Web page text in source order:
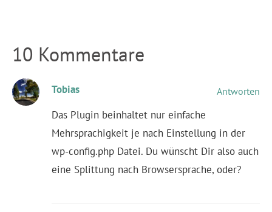
10 Kommentare
Tobias Antworten
Das Plugin beinhaltet nur einfache
Mehrsprachigkeit je nach Einstellung in der
wp-config.php Datei. Du wünscht Dir also auch
eine Splittung nach Browsersprache, oder?